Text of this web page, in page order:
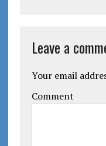
Leave a
Your email
Comment